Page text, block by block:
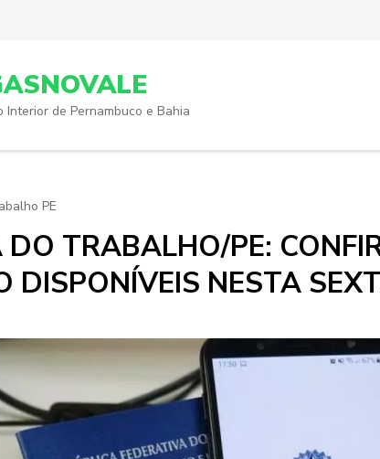
Interior de Pernambuco e Bahia
PE
DO TRABALHO/PE:
DISPONÍVEIS NESTA